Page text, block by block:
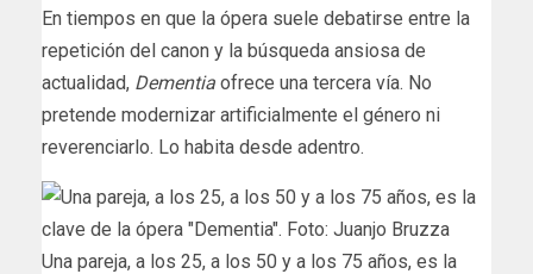
En tiempos en que la ópera suele debatirse entre la
repetición del canon y la búsqueda ansiosa de
actualidad, Dementia ofrece una tercera vía. No
pretende modernizar artificialmente el género ni
reverenciarlo. Lo habita desde adentro.
Una pareja, a los 25, a los 50 y a los 75 años, es la